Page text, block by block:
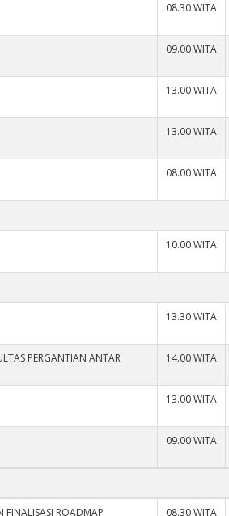
08.30 WITA
09.00 WITA
13.00 WITA
13.00 WITA
08.00 WITA
10.00 WITA
13.30 WITA
PERGANTIAN ANTAR
14.00 WITA
13.00 WITA
09.00 WITA
FINALISASI ROADMAP 08.30 WITA